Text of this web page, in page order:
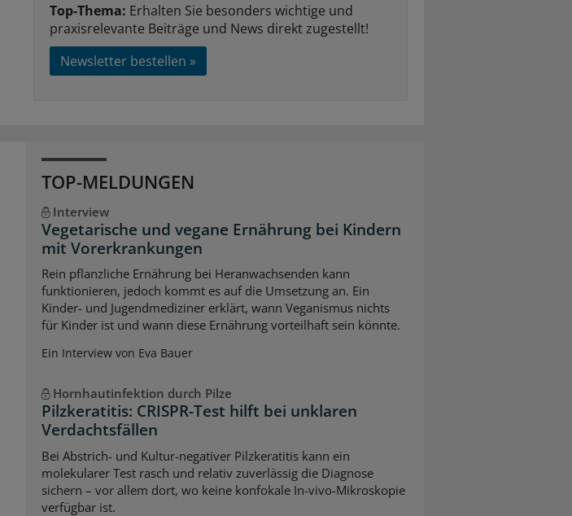
Top-Thema: Erhalten Sie besonders wichtige und
praxisrelevante Beiträge und News direkt zugestellt!
Newsletter bestellen »
TOP-MELDUNGEN
Interview
Vegetarische und vegane Ernährung bei Kindern
mit Vorerkrankungen
Rein pflanzliche Ernährung bei Heranwachsenden kann
funktionieren, jedoch kommt es auf die Umsetzung an. Ein
Kinder- und Jugendmediziner erklärt, wann Veganismus nichts
für Kinder ist und wann diese Ernährung vorteilhaft sein könnte.
Ein Interview von Eva Bauer
Hornhautinfektion durch Pilze
Pilzkeratitis: CRISPR-Test hilft bei unklaren
Verdachtsfällen
Bei Abstrich- und Kultur-negativer Pilzkeratitis kann ein
molekularer Test rasch und relativ zuverlässig die Diagnose
sichern – vor allem dort, wo keine konfokale In-vivo-Mikroskopie
verfügbar ist.